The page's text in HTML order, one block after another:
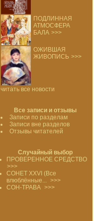
ПОДЛИННАЯ
АТМОСФЕРА
БАЛА >>>
ОЖИВШАЯ
ЖИВОПИСЬ >>>
читать все новости
Все записи и отзывы
Записи по разделам
Записи вне разделов
Отзывы читателей
Случайный выбор
ПРОВЕРЕННОЕ СРЕДСТВО
>>>
СОНЕТ XXVI (Все
влюблённые... >>>
СОН-ТРАВА >>>